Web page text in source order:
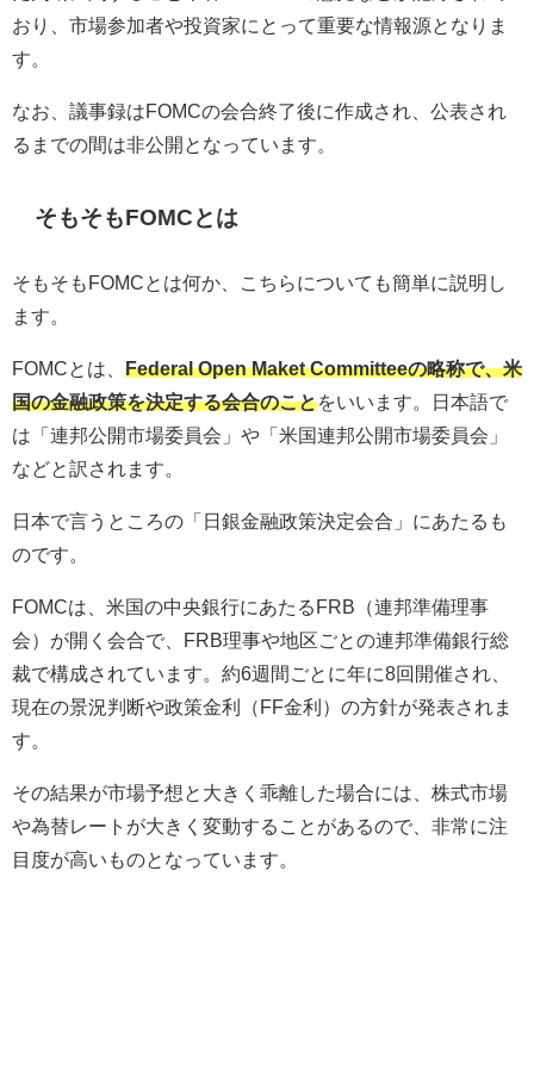
おり、市場参加者や投資家にとって重要な情報源となりま
す。
なお、議事録はFOMCの会合終了後に作成され、公表され
るまでの間は非公開となっています。
そもそもFOMCとは
そもそもFOMCとは何か、こちらについても簡単に説明し
ます。
FOMCとは、 Federal Open Maket Committeeの略称で、米
国の金融政策を決定する会合のことをいいます。日本語で
は「連邦公開市場委員会」や「米国連邦公開市場委員会」
などと訳されます。
日本で言うところの 「日銀金融政策決定会合」にあたるも
のです。
FOMCは、米国の中央銀行にあたるFRB（連邦準備理事
会）が開く会合で、FRB理事や地区ごとの連邦準備銀行総
裁で構成されています。約6週間ごとに年に8回開催され、
現在の景況判断や政策金利（FF金利）の方針が発表されま
す。
その結果が市場予想と大きく乖離した場合には、株式市場
や為替レートが大きく変動することがあるので、非常に注
目度が高いものとなっています。